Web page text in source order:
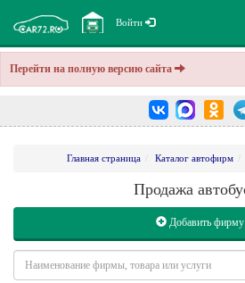
Перейти на полную версию сайта
Войти
Главная страница Каталог автофирм
Продажа
Добавить фирму